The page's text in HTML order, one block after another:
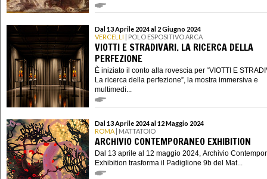
Dal 13 Aprile 2024 al 2 Giugno 2024
VERCELLI | POLO ESPOSITIVO ARCA
VIOTTI E STRADIVARI. LA RICERCA DELLA
PERFEZIONE
È iniziato il conto alla rovescia per “VIOTTI E
La ricerca della perfezione”, la mostra immersiva e
multimedi...
Dal 13 Aprile 2024 al 12 Maggio 2024
ROMA | MATTATOIO
ARCHIVIO CONTEMPORANEO EXHIBITION
Dal 13 aprile al 12 maggio 2024, Archivio
Exhibition trasforma il Padiglione 9b del Mat...